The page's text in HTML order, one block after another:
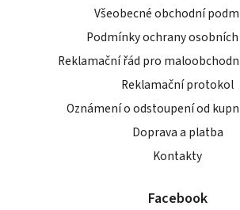
Všeobecné obchodní
Podmínky ochrany osobních
Reklamační řád pro
Reklamační protokol
Oznámení o odstoupení od
Doprava a platba
Kontakty
Facebook